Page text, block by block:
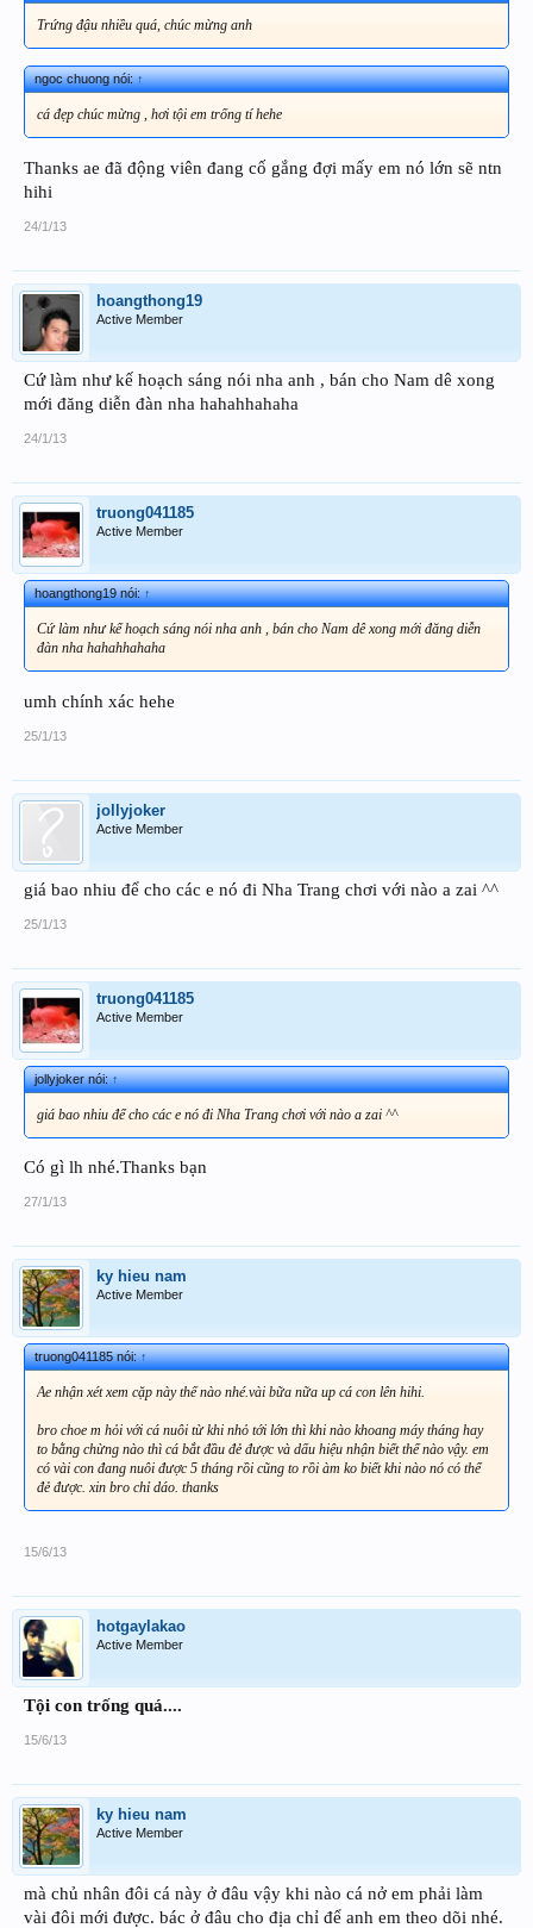
Trứng đậu nhiều quá, chúc mừng anh
ngoc chuong nói:↑
cá đẹp chúc mừng , hơi tội em trống tí hehe
Thanks ae đã động viên đang cố gắng đợi mấy em nó lớn sẽ ntn
hihi
24/1/13
hoangthong19
Active Member
Cứ làm như kế hoạch sáng nói nha anh , bán cho Nam dê xong
mới đăng diễn đàn nha hahahhahaha
24/1/13
truong041185
Active Member
hoangthong19 nói:↑
Cứ làm như kế hoạch sáng nói nha anh , bán cho Nam dê xong mới đăng diễn
đàn nha hahahhahaha
umh chính xác hehe
25/1/13
jollyjoker
Active Member
giá bao nhiu để cho các e nó đi Nha Trang chơi với nào a zai ^^
25/1/13
truong041185
Active Member
jollyjoker nói:↑
giá bao nhiu để cho các e nó đi Nha Trang chơi với nào a zai ^^
Có gì lh nhé.Thanks bạn
27/1/13
ky hieu nam
Active Member
truong041185 nói:↑
Ae nhận xét xem cặp này thế nào nhé.vài bữa nữa up cá con lên hihi.
bro choe m hỏi với cá nuôi từ khi nhỏ tới lớn thì khi nào khoang máy tháng hay
to bằng chừng nào thì cá bắt đầu đẻ được và dấu hiệu nhận biết thế nào vậy. em
có vài con đang nuôi được 5 tháng rồi cũng to rồi àm ko biết khi nào nó có thể
đẻ được. xin bro chỉ dáo. thanks
15/6/13
hotgaylakao
Active Member
Tội con trống quá....
15/6/13
ky hieu nam
Active Member
mà chủ nhân đôi cá này ở đâu vậy khi nào cá nở em phải làm
vài đôi mới được. bác ở đâu cho địa chỉ để anh em theo dõi nhé.